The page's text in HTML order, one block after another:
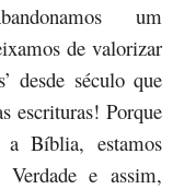
um
de valorizar
desde século que
escrituras! Porque
a Bíblia, estamos
e assim,